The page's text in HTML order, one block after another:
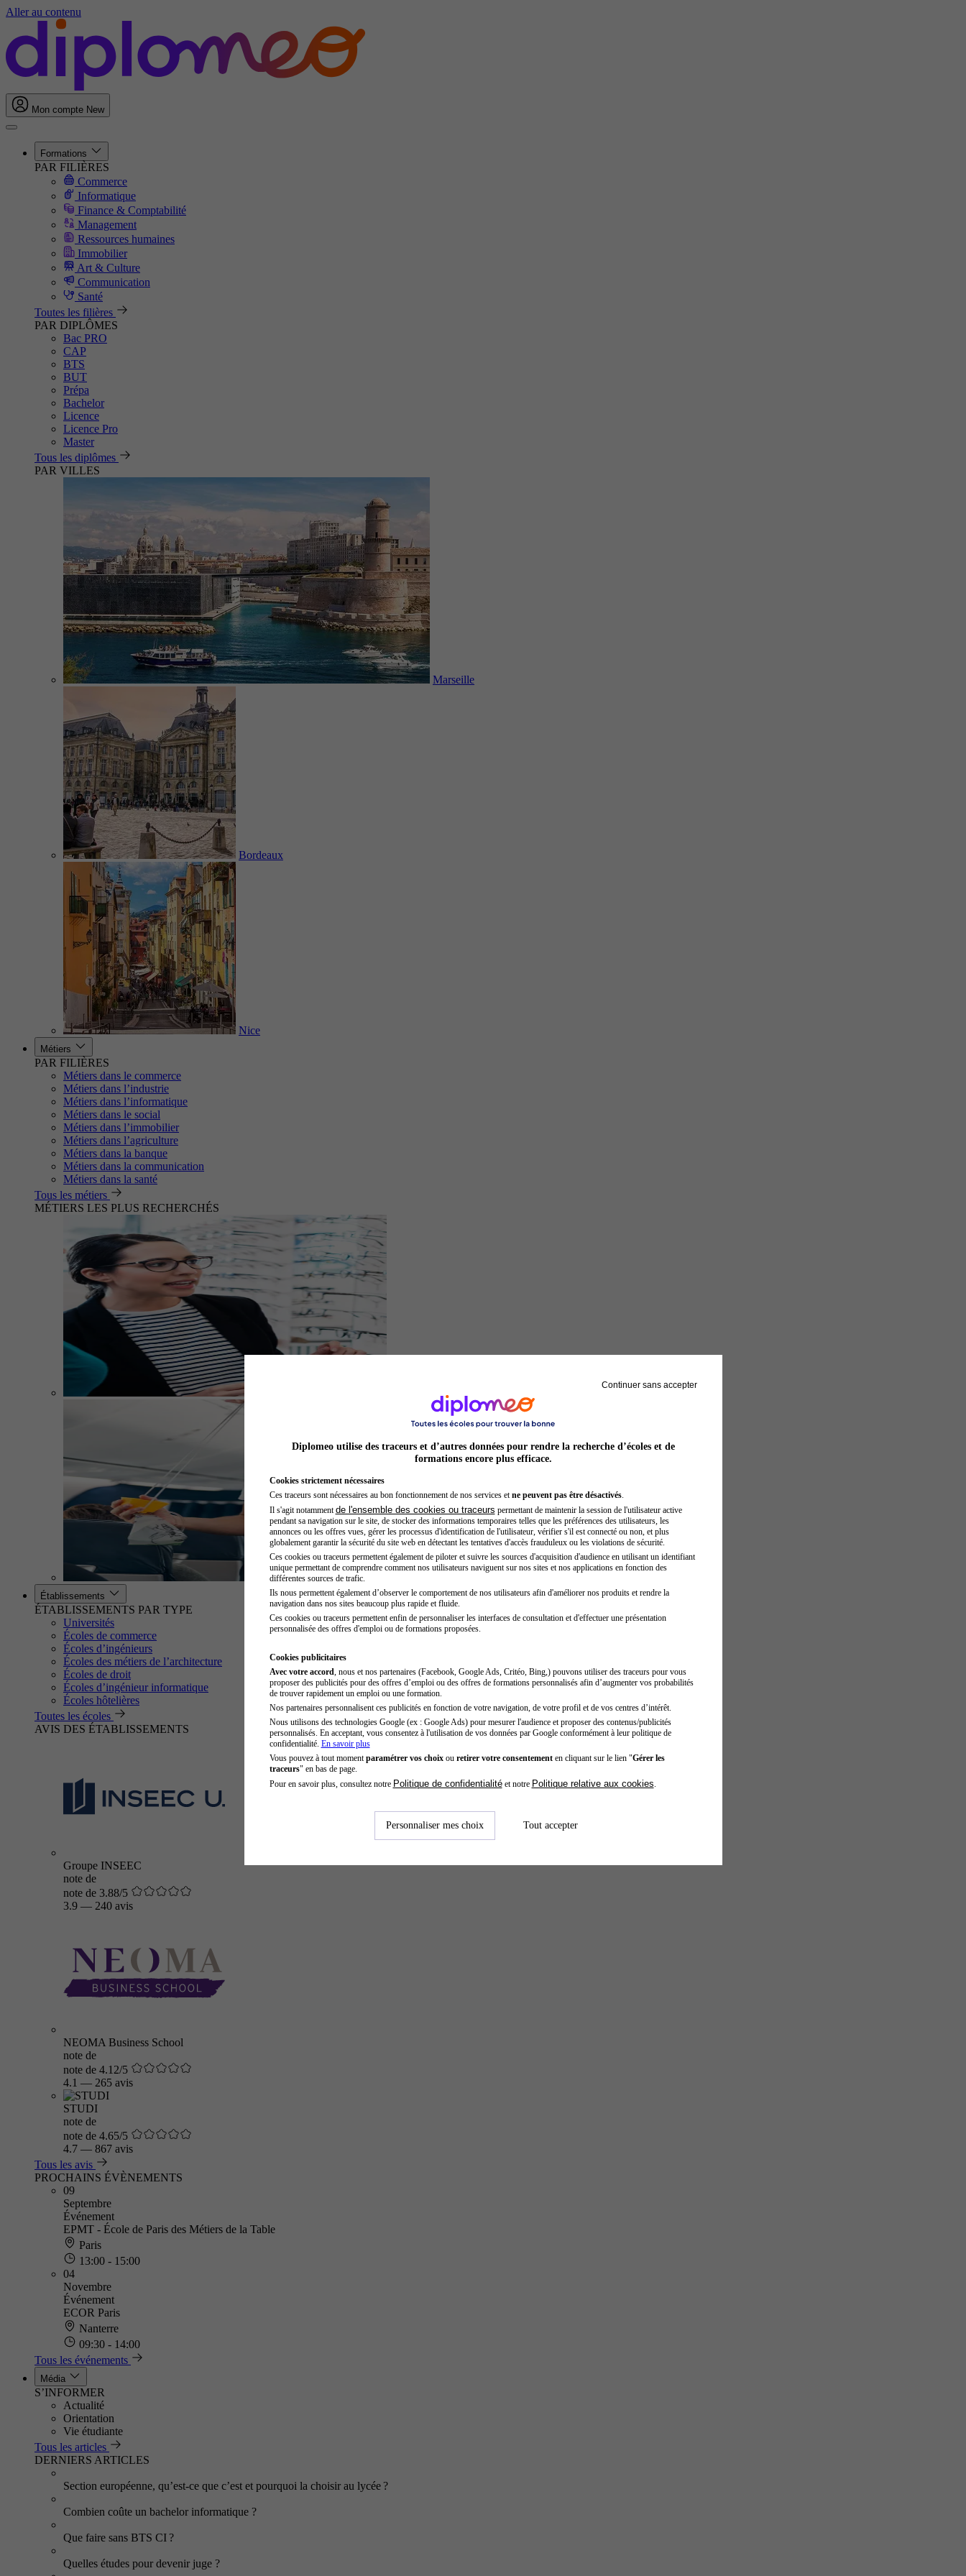
Aller au contenu
Mon compte New
Formations
PAR FILIÈRES
Commerce
Informatique
Finance & Comptabilité
Management
Ressources humaines
Immobilier
Art & Culture
Communication
Santé
Toutes les filières
PAR DIPLÔMES
Bac PRO
CAP
BTS
BUT
Prépa
Bachelor
Licence
Licence Pro
Master
Tous les diplômes
PAR VILLES
Marseille
Bordeaux
Nice
Métiers
PAR FILIÈRES
Métiers dans le commerce
Métiers dans l’industrie
Métiers dans l’informatique
Métiers dans le social
Métiers dans l’immobilier
Métiers dans l’agriculture
Métiers dans la banque
Métiers dans la communication
Métiers dans la santé
Tous les métiers
MÉTIERS LES PLUS RECHERCHÉS
Établissements
ÉTABLISSEMENTS PAR TYPE
Universités
Écoles de commerce
Écoles d’ingénieurs
Écoles des métiers de l’architecture
Écoles de droit
Écoles d’ingénieur informatique
Écoles hôtelières
Toutes les écoles
AVIS DES ÉTABLISSEMENTS
Groupe INSEEC
note de
note de 3.88/5
3.9 — 240 avis
NEOMA Business School
note de
note de 4.12/5
4.1 — 265 avis
STUDI
note de
note de 4.65/5
4.7 — 867 avis
Tous les avis
PROCHAINS ÉVÈNEMENTS
09
Septembre
Événement
EPMT - École de Paris des Métiers de la Table
Paris
13:00 - 15:00
04
Novembre
Événement
ECOR Paris
Nanterre
09:30 - 14:00
Tous les événements
Média
S’INFORMER
Actualité
Orientation
Vie étudiante
Tous les articles
DERNIERS ARTICLES
Section européenne, qu’est-ce que c’est et pourquoi la choisir au lycée ?
Combien coûte un bachelor informatique ?
Que faire sans BTS CI ?
Quelles études pour devenir juge ?
Continuer sans accepter
Diplomeo utilise des traceurs et d’autres données pour rendre la recherche d’écoles et de
formations encore plus efficace.
Cookies strictement nécessaires
Ces traceurs sont nécessaires au bon fonctionnement de nos services et ne peuvent pas être désactivés.
Il s'agit notamment de l'ensemble des cookies ou traceurs permettant de maintenir la session de l'utilisateur active
pendant sa navigation sur le site, de stocker des informations temporaires telles que les préférences des utilisateurs, les
annonces ou les offres vues, gérer les processus d'identification de l'utilisateur, vérifier s'il est connecté ou non, et plus
globalement garantir la sécurité du site web en détectant les tentatives d'accès frauduleux ou les violations de sécurité.
Ces cookies ou traceurs permettent également de piloter et suivre les sources d'acquisition d'audience en utilisant un identifiant
unique permettant de comprendre comment nos utilisateurs naviguent sur nos sites et nos applications en fonction des
différentes sources de trafic.
Ils nous permettent également d’observer le comportement de nos utilisateurs afin d'améliorer nos produits et rendre la
navigation dans nos sites beaucoup plus rapide et fluide.
Ces cookies ou traceurs permettent enfin de personnaliser les interfaces de consultation et d'effectuer une présentation
personnalisée des offres d'emploi ou de formations proposées.
Cookies publicitaires
Avec votre accord , nous et nos partenaires (Facebook, Google Ads, Critéo, Bing,) pouvons utiliser des traceurs pour vous
proposer des publicités pour des offres d’emploi ou des offres de formations personnalisés afin d’augmenter vos probabilités
de trouver rapidement un emploi ou une formation.
Nos partenaires personnalisent ces publicités en fonction de votre navigation, de votre profil et de vos centres d’intérêt.
Nous utilisons des technologies Google (ex : Google Ads) pour mesurer l'audience et proposer des contenus/publicités
personnalisés. En acceptant, vous consentez à l'utilisation de vos données par Google conformément à leur politique de
confidentialité. En savoir plus
Vous pouvez à tout moment paramétrer vos choixou retirer votre consentementen cliquant sur le lien "Gérer les
traceurs" en bas de page.
Pour en savoir plus, consultez notre Politique de confidentialitéet notre Politique relative aux cookies
Personnaliser mes choix Tout accepter